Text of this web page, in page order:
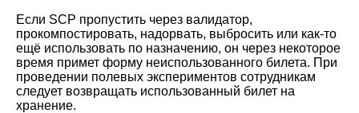
Если SCP пропустить через валидатор,
прокомпостировать, надорвать, выбросить или как-то
ещё использовать по назначению, он через некоторое
время примет форму неиспользованного билета. При
проведении полевых экспериментов сотрудникам
следует возвращать использованный билет на
хранение.